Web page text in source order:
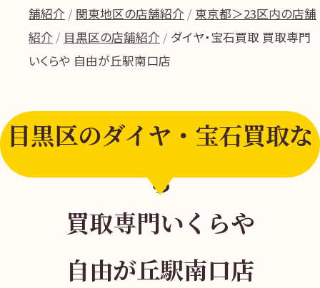
舗紹介
関東地区の店舗紹介
東京都＞23区内の店舗
紹介
目黒区の店舗紹介
ダイヤ・宝石買取 買取専門
いくらや 自由が丘駅南口店
目黒区のダイヤ・宝石買取な
ら
買取専門いくらや
自由が丘駅南口店